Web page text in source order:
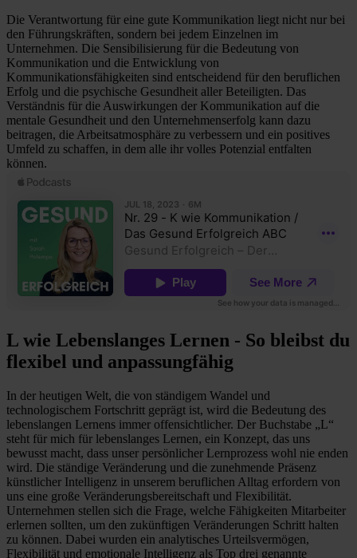
Die Verantwortung für eine gute Kommunikation liegt nicht nur bei
den Führungskräften, sondern bei jedem Einzelnen im
Unternehmen. Die Sensibilisierung für die Bedeutung von
Kommunikation und die Entwicklung von
Kommunikationsfähigkeiten sind entscheidend für den beruflichen
Erfolg und die psychische Gesundheit aller Beteiligten. Das
Verständnis für die Auswirkungen der Kommunikation auf die
mentale Gesundheit und den Unternehmenserfolg kann dazu
beitragen, die Arbeitsatmosphäre zu verbessern und ein positives
Umfeld zu schaffen, in dem alle ihr volles Potenzial entfalten
können.
L wie Lebenslanges Lernen - So bleibst du
flexibel und anpassungfähig
In der heutigen Welt, die von ständigem Wandel und
technologischem Fortschritt geprägt ist, wird die Bedeutung des
lebenslangen Lernens immer offensichtlicher. Der Buchstabe „L“
steht für mich für lebenslanges Lernen, ein Konzept, das uns
bewusst macht, dass unser persönlicher Lernprozess wohl nie enden
wird. Die ständige Veränderung und die zunehmende Präsenz
künstlicher Intelligenz in unserem beruflichen Alltag erfordern von
uns eine große Veränderungsbereitschaft und Flexibilität.
Unternehmen stellen sich die Frage, welche Fähigkeiten Mitarbeiter
erlernen sollten, um den zukünftigen Veränderungen Schritt halten
zu können. Dabei wurden ein analytisches Urteilsvermögen,
Flexibilität und emotionale Intelligenz als Top drei genannte